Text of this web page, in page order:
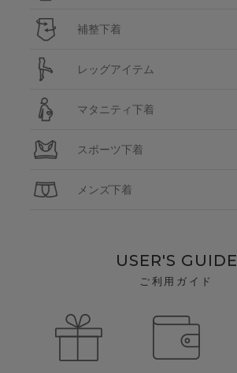
補整下着
レッグアイテム
マタニティ下着
スポーツ下着
メンズ下着
USER'S GUIDE
ご利用ガイド